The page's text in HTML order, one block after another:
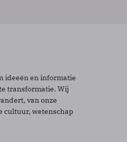
ideeën en informatie
transformatie. Wij
van onze
cultuur, wetenschap